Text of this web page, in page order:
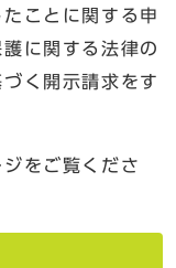
ことに関する申
に関する法律の
く開示請求をす
ジをご覧くださ